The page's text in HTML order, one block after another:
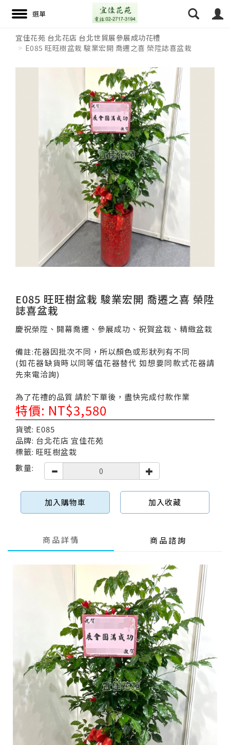
宜佳花苑 台北花店 台北世貿展參展成功花禮
E085 旺旺樹盆栽 駿業宏開 喬遷之喜 榮陞誌喜盆栽
E085 旺旺樹盆栽 駿業宏開 喬遷之喜 榮陞
誌喜盆栽
慶祝榮陞、開幕喬遷、參展成功、祝賀盆栽、精緻盆栽
備註:花器因批次不同，所以顏色或形狀列有不同
(如花器缺貨時以同等值花器替代 如想要同款式花器請
先來電洽詢)
為了花禮的品質 請於下單後，盡快完成付款作業
特價: NT$3,580
貨號: E085
品牌: 台北花店 宜佳花苑
標籤: 旺旺樹盆栽
數量:
加入購物車 加入收藏
商品詳情 商品諮詢